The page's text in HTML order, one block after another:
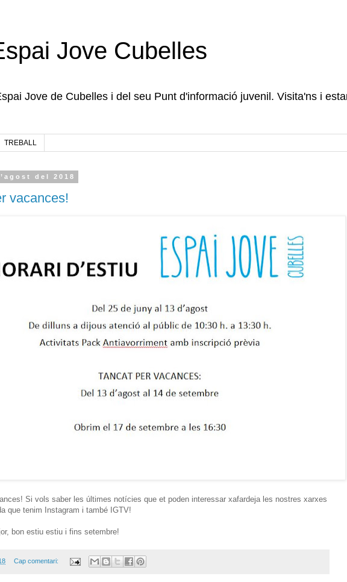
Jove Cubelles
Jove de Cubelles i del seu Punt d'informació juvenil. Visita'ns i
TREBALL
del 2018
vacances!
Si vols saber les últimes notícies que et poden interessar xafardeja les nostres xarxes
que tenim Instagram i també IGTV!
bon estiu estiu i fins setembre!
Cap comentari: